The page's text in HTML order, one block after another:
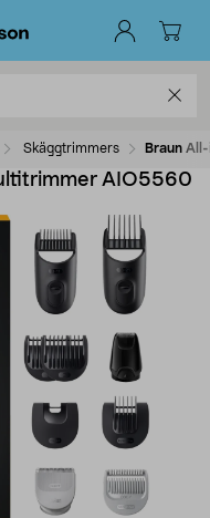
Skäggtrimmers Braun
AIO5560